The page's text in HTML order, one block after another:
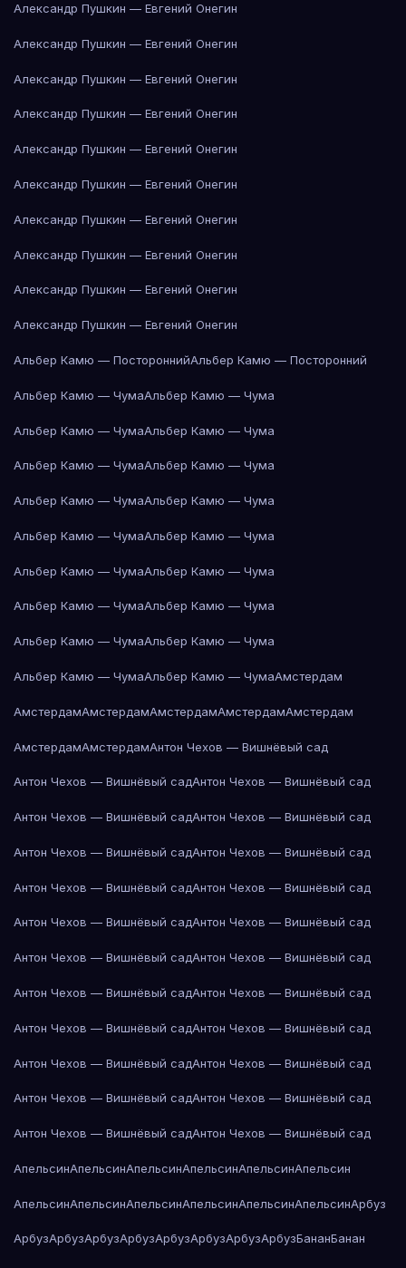
Александр Пушкин — Евгений Онегин
Александр Пушкин — Евгений Онегин
Александр Пушкин — Евгений Онегин
Александр Пушкин — Евгений Онегин
Александр Пушкин — Евгений Онегин
Александр Пушкин — Евгений Онегин
Александр Пушкин — Евгений Онегин
Александр Пушкин — Евгений Онегин
Александр Пушкин — Евгений Онегин
Александр Пушкин — Евгений Онегин
Альбер Камю — ПостороннийАльбер Камю — Посторонний
Альбер Камю — ЧумаАльбер Камю — Чума
Альбер Камю — ЧумаАльбер Камю — Чума
Альбер Камю — ЧумаАльбер Камю — Чума
Альбер Камю — ЧумаАльбер Камю — Чума
Альбер Камю — ЧумаАльбер Камю — Чума
Альбер Камю — ЧумаАльбер Камю — Чума
Альбер Камю — ЧумаАльбер Камю — Чума
Альбер Камю — ЧумаАльбер Камю — Чума
Альбер Камю — ЧумаАльбер Камю — ЧумаАмстердам
АмстердамАмстердамАмстердамАмстердамАмстердам
АмстердамАмстердамАнтон Чехов — Вишнёвый сад
Антон Чехов — Вишнёвый садАнтон Чехов — Вишнёвый сад
Антон Чехов — Вишнёвый садАнтон Чехов — Вишнёвый сад
Антон Чехов — Вишнёвый садАнтон Чехов — Вишнёвый сад
Антон Чехов — Вишнёвый садАнтон Чехов — Вишнёвый сад
Антон Чехов — Вишнёвый садАнтон Чехов — Вишнёвый сад
Антон Чехов — Вишнёвый садАнтон Чехов — Вишнёвый сад
Антон Чехов — Вишнёвый садАнтон Чехов — Вишнёвый сад
Антон Чехов — Вишнёвый садАнтон Чехов — Вишнёвый сад
Антон Чехов — Вишнёвый садАнтон Чехов — Вишнёвый сад
Антон Чехов — Вишнёвый садАнтон Чехов — Вишнёвый сад
Антон Чехов — Вишнёвый садАнтон Чехов — Вишнёвый сад
АпельсинАпельсинАпельсинАпельсинАпельсинАпельсин
АпельсинАпельсинАпельсинАпельсинАпельсинАпельсинАрбуз
АрбузАрбузАрбузАрбузАрбузАрбузАрбузАрбузБананБанан